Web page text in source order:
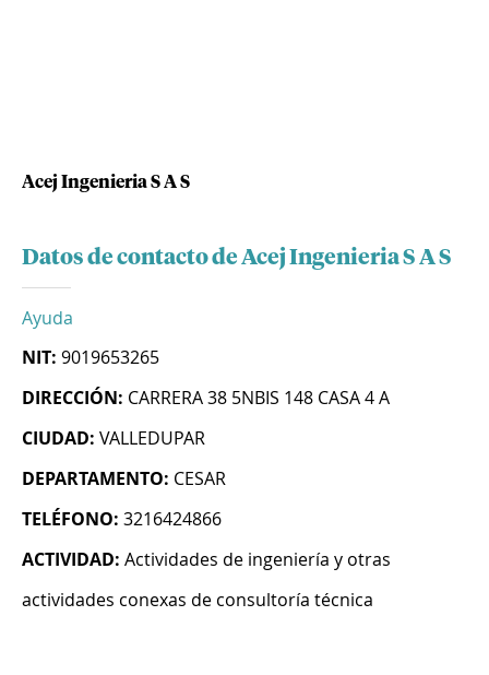
Acej Ingenieria S A S
Datos de contacto de Acej Ingenieria S A S
Ayuda
NIT: 9019653265
DIRECCIÓN: CARRERA 38 5NBIS 148 CASA 4 A
CIUDAD: VALLEDUPAR
DEPARTAMENTO: CESAR
TELÉFONO: 3216424866
ACTIVIDAD: Actividades de ingeniería y otras
actividades conexas de consultoría técnica